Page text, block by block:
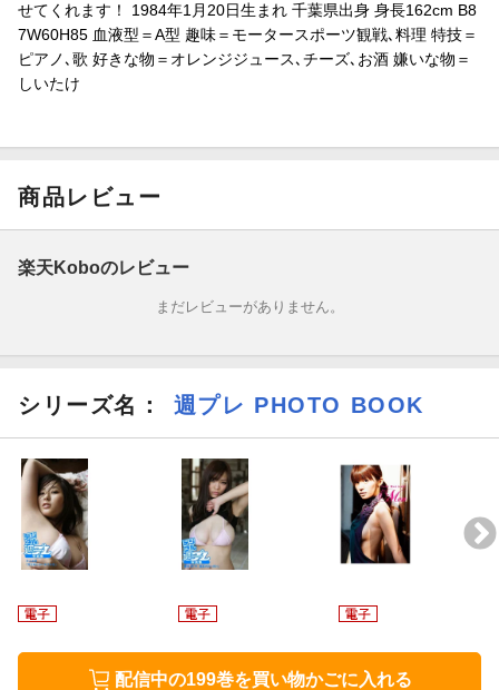
せてくれます！ 1984年1月20日生まれ 千葉県出身 身長162cm B8
7W60H85 血液型＝A型 趣味＝モータースポーツ観戦､料理 特技＝
ピアノ､歌 好きな物＝オレンジジュース､チーズ､お酒 嫌いな物＝
しいたけ
商品レビュー
楽天Koboのレビュー
まだレビューがありません。
シリーズ名： 週プレ PHOTO BOOK
配信中の199巻を買い物かごに入れる